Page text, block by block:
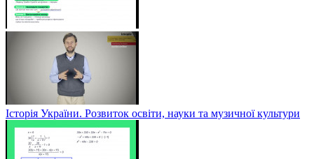
Історія України. Розвиток освіти, науки та музичної культури